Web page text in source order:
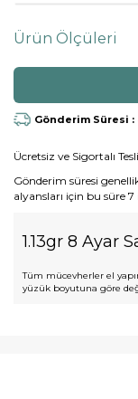
Ürün Ölçüleri
Gönderim Süresi :
Ücretsiz ve Sigortalı
Gönderim süresi
alyansları için bu süre 7
1.13gr 8 Ayar
Tüm mücevherler el
yüzük boyutuna göre